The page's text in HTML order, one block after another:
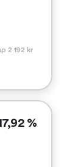
2 192 kr
%